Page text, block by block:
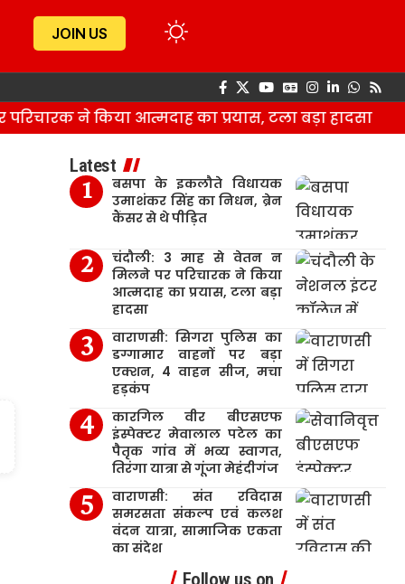
JOIN US
ने किया आत्मदाह का प्रयास, टला बड़ा हादसा
Latest
बसपा के इकलौते विधायक
उमाशंकर सिंह का निधन, ब्रेन
कैंसर से थे पीड़ित
चंदौली: 3 माह से वेतन न
मिलने पर परिचारक ने किया
आत्मदाह का प्रयास, टला बड़ा
हादसा
वाराणसी: सिगरा पुलिस का
डग्गामार वाहनों पर बड़ा
एक्शन, 4 वाहन सीज, मचा
हड़कंप
कारगिल वीर बीएसएफ
इंस्पेक्टर मेवालाल पटेल का
पैतृक गांव में भव्य स्वागत,
तिरंगा यात्रा से गूंजा मेहंदीगंज
वाराणसी: संत रविदास
समरसता संकल्प एवं कलश
वंदन यात्रा, सामाजिक एकता
का संदेश
Follow us on